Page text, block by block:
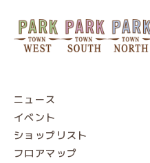
ニュース
イベント
ショップリスト
フロアマップ